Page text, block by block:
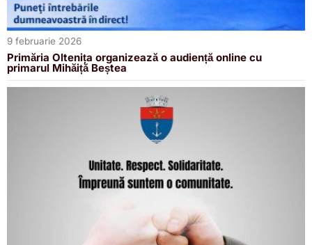
9 februarie 2026
Primăria Oltenița organizează o audiență online cu
primarul Mihăiță Beștea